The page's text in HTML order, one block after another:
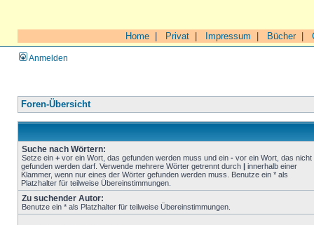
Home Privat Impressum Bücher|
Anmelden
Foren-Übersicht
Suche nach Wörtern:
Setze ein + vor ein Wort, das gefunden werden muss und ein - vor ein Wort, das nicht
gefunden werden darf. Verwende mehrere Wörter getrennt durch | innerhalb einer
Klammer, wenn nur eines der Wörter gefunden werden muss. Benutze ein * als
Platzhalter für teilweise Übereinstimmungen.
Zu suchender Autor:
Benutze ein * als Platzhalter für teilweise Übereinstimmungen.